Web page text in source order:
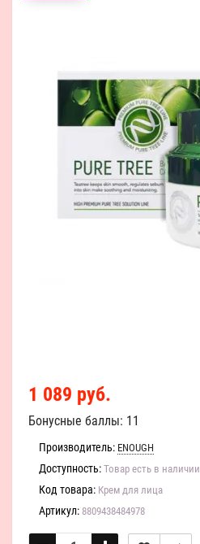
1 089 руб.
Бонусные баллы: 11
Производитель: ENOUGH
Доступность: Товар есть в наличии
Код товара: Крем для лица
Артикул: 8809438484978